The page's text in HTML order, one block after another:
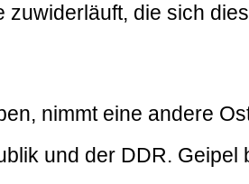
zuwiderläuft, die sich
nimmt eine andere
und der DDR. Geipel